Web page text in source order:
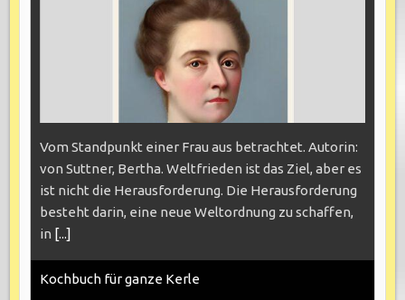
Vom Standpunkt einer Frau aus betrachtet. Autorin:
von Suttner, Bertha. Weltfrieden ist das Ziel, aber es
ist nicht die Herausforderung. Die Herausforderung
besteht darin, eine neue Weltordnung zu schaffen,
in [...]
Kochbuch für ganze Kerle